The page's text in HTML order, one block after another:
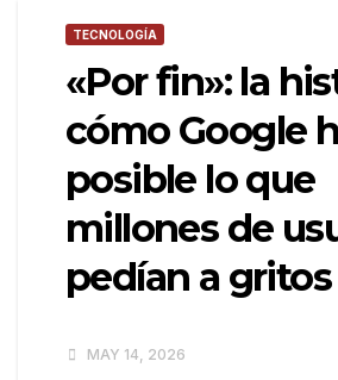
TECNOLOGÍA
«Por fin»: la
cómo Google
posible lo que
millones de
pedían a gritos
MAY 14, 2026